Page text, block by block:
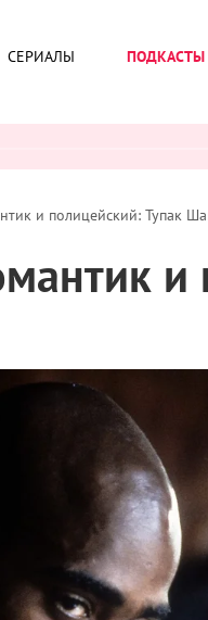
СЕРИАЛЫ ПОДКАСТЫ
и полицейский: Тупак
и